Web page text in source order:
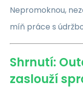
Nepromoknou,
míň práce s
Shrnutí:
zaslouží